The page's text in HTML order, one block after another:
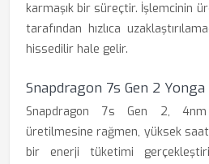
karmaşık bir süreçtir. İşlemcinin
tarafından hızlıca
hissedilir hale gelir.
Snapdragon 7s Gen 2
Snapdragon 7s Gen 2,
üretilmesine rağmen, yüksek saat
bir enerji tüketimi